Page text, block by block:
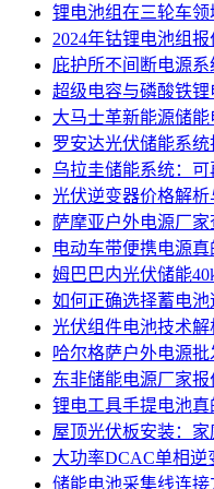
锂电池组在三轮车
2024年钴锂电池组
庇护所不间断电源
超级电容与磷酸铁
大马士革新能源储
罗安达光伏储能系
乌拉圭储能系统：
光伏逆变器价格解
萨摩亚户外电源厂家
电动车带便携电源
姆巴巴内光伏储能
如何正确选择蓄电
光伏组件电池技术
哈尔格萨户外电源
东非储能电源厂家
锂电工具手提电池
屋顶光伏板安装：
大功率DCAC单相
储能电池采集线连